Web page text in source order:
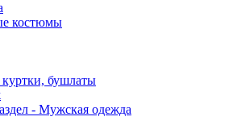
костюмы
бушлаты
- Мужская одежда